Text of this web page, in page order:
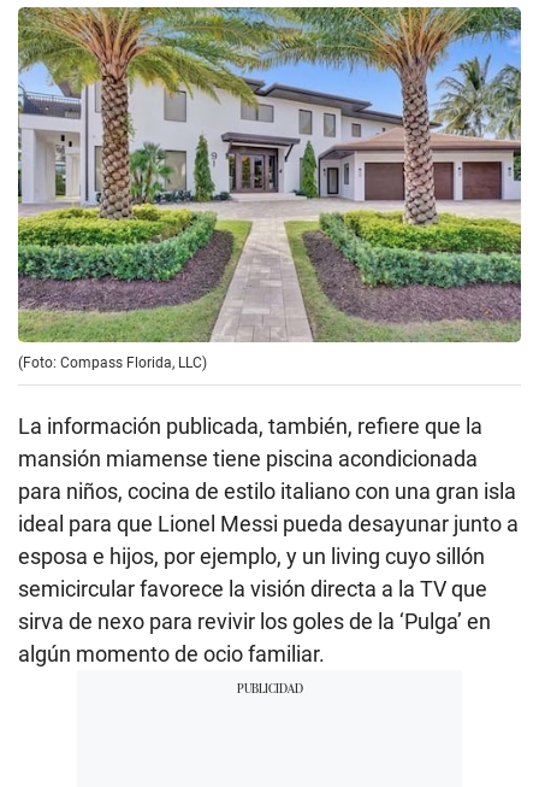
(Foto: Compass Florida, LLC)
La información publicada, también, refiere que la
mansión miamense tiene piscina acondicionada
para niños, cocina de estilo italiano con una gran isla
ideal para que Lionel Messi pueda desayunar junto a
esposa e hijos, por ejemplo, y un living cuyo sillón
semicircular favorece la visión directa a la TV que
sirva de nexo para revivir los goles de la ‘Pulga’ en
algún momento de ocio familiar.